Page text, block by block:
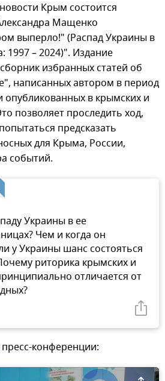
Крым состоится
Мащенко
выперло!" (Распад Украины в
1997 – 2024)". Издание
избранных статей об
написанных автором в период
опубликованных в крымских и
позволяет проследить ход,
предсказать
для Крыма, России,
событий.
Украины в ее
Чем и когда он
у Украины шанс состояться
риторика крымских и
отличается от
конференции: